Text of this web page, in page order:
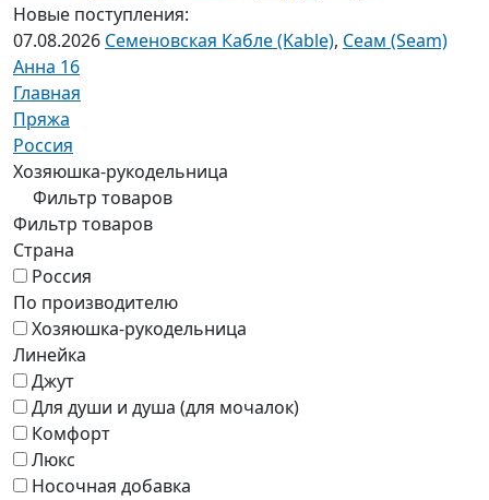
Новые поступления:
07.08.2026 Семеновская Кабле (Kable), Сеам (Seam)
Анна 16
Главная
Пряжа
Россия
Хозяюшка-рукодельница
Фильтр товаров
Фильтр товаров
Страна
Россия
По производителю
Хозяюшка-рукодельница
Линейка
Джут
Для души и душа (для мочалок)
Комфорт
Люкс
Носочная добавка